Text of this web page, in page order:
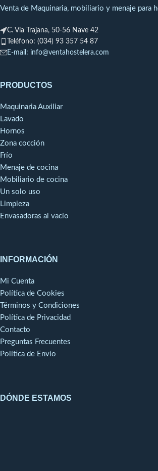
dispone de un Registro
prestigiosa certificación
norteamericana NSF (National
Standard Food).
en los
Venta de Maquinaria, mobiliario y menaje para
C. Via Trajana, 50-56 Nave 42
Teléfono: (034) 93 357 54 87
E-mail: info@ventahostelera.com
PRODUCTOS
Maquinaria Auxiliar
Lavado
Hornos
Zona cocción
Frío
Menaje de cocina
Mobiliario de cocina
Un solo uso
Limpieza
Envasadoras al vacío
INFORMACIÓN
Mi Cuenta
Política de Cookies
Términos y Condiciones
Política de Privacidad
Contacto
Preguntas Frecuentes
Política de Envío
DÓNDE ESTAMOS